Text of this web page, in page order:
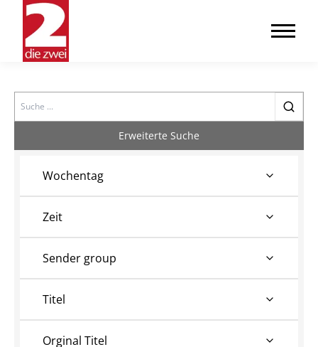
Search
Erweiterte Suche
Wochentag
Zeit
Sender group
Titel
Orginal Titel